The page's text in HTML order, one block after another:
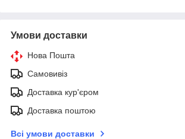
Умови доставки
Нова Пошта
Самовивіз
Доставка кур'єром
Доставка поштою
Всі умови доставки